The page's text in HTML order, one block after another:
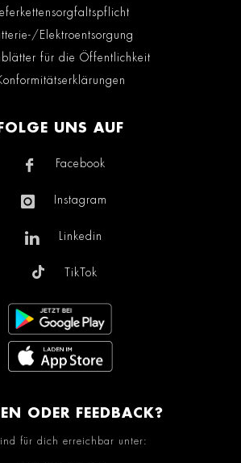
Elektroentsorgung
für die Öffentlichkeit
FOLGE UNS AUF
Facebook
Instagram
Linkedin
TikTok
ODER FEEDBACK?
für dich erreichbar unter: